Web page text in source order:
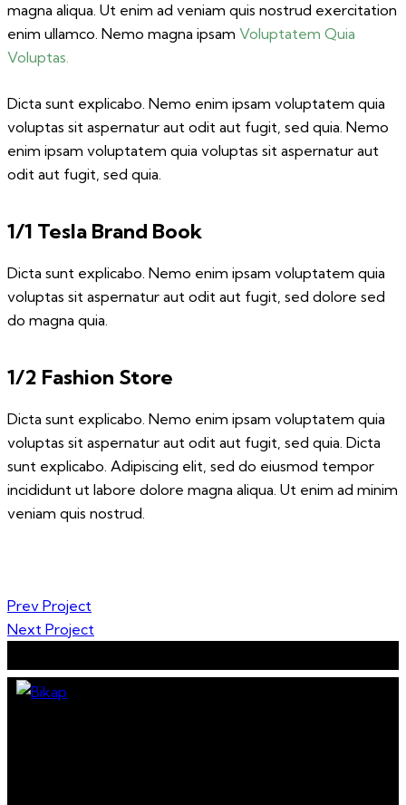
magna aliqua. Ut enim ad veniam quis nostrud exercitation
enim ullamco. Nemo magna ipsam Voluptatem Quia
Voluptas.
Dicta sunt explicabo. Nemo enim ipsam voluptatem quia
voluptas sit aspernatur aut odit aut fugit, sed quia. Nemo
enim ipsam voluptatem quia voluptas sit aspernatur aut
odit aut fugit, sed quia.
1/1 Tesla Brand Book
Dicta sunt explicabo. Nemo enim ipsam voluptatem quia
voluptas sit aspernatur aut odit aut fugit, sed dolore sed
do magna quia.
1/2 Fashion Store
Dicta sunt explicabo. Nemo enim ipsam voluptatem quia
voluptas sit aspernatur aut odit aut fugit, sed quia. Dicta
sunt explicabo. Adipiscing elit, sed do eiusmod tempor
incididunt ut labore dolore magna aliqua. Ut enim ad minim
veniam quis nostrud.
Post
navigation
Prev Project
Next Project